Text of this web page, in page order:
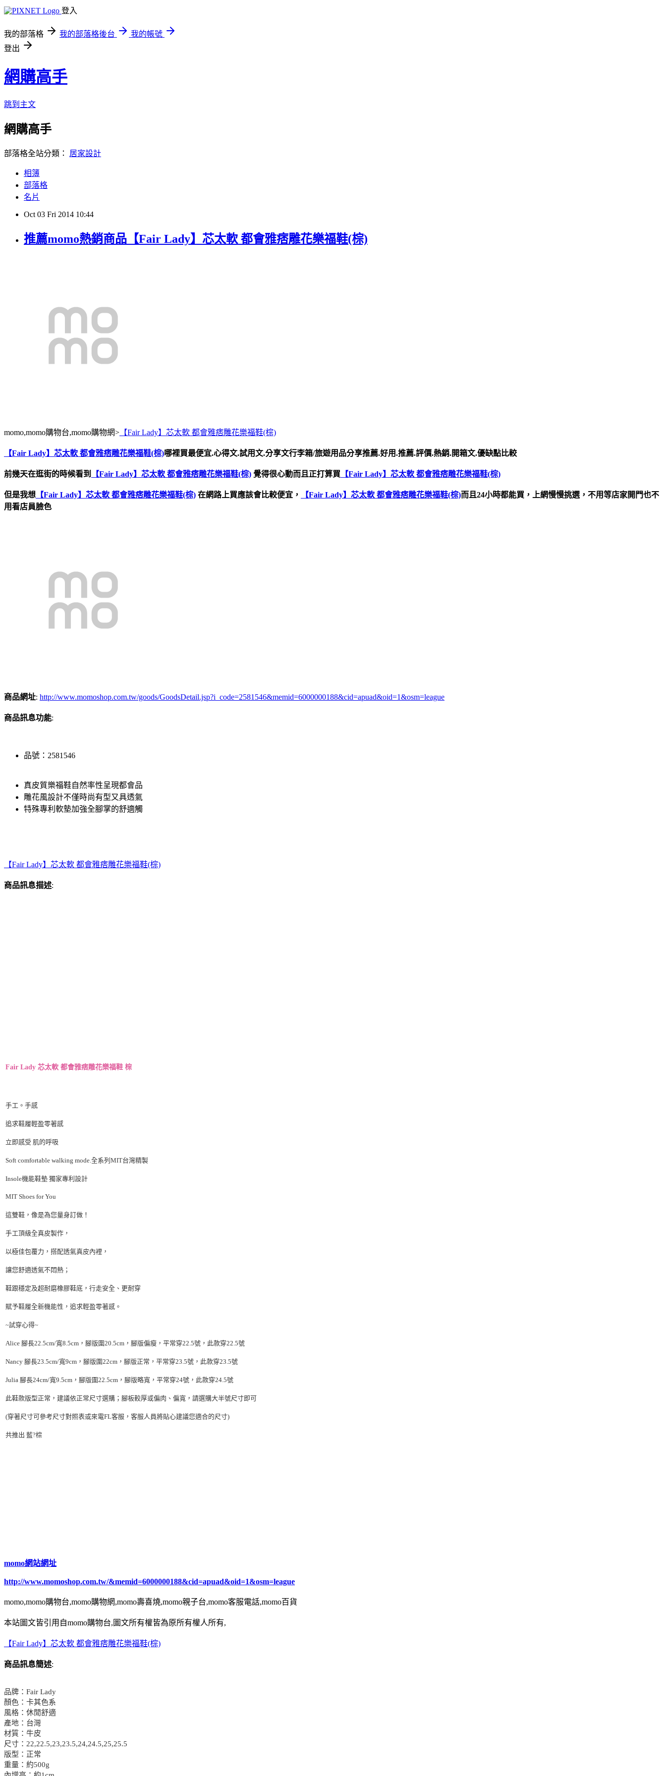
登入
我的部落格 我的部落格後台
我的帳號
登出
網購高手
跳到主文
網購高手
部落格全站分類： 居家設計
相簿
部落格
名片
Oct 03 Fri 2014 10:44
推薦momo熱銷商品【Fair Lady】芯太軟 都會雅痞雕花樂福鞋(棕)
momo,momo購物台,momo購物網> 【Fair Lady】芯太軟 都會雅痞雕花樂福鞋(棕)
【Fair Lady】芯太軟 都會雅痞雕花樂福鞋(棕)哪裡買最便宜.心得文.試用文.分享文行李箱/旅遊用品分享推薦.好用.推薦.評價.熱銷.開箱文.優缺點比較
前幾天在逛街的時候看到 【Fair Lady】芯太軟 都會雅痞雕花樂福鞋(棕) 覺得很心動而且正打算買 【Fair Lady】芯太軟 都會雅痞雕花樂福鞋(棕)
但是我想 【Fair Lady】芯太軟 都會雅痞雕花樂福鞋(棕) 在網路上買應該會比較便宜， 【Fair Lady】芯太軟 都會雅痞雕花樂福鞋(棕)而且24小時都能買，上網慢慢挑選，不用等店家開門也不
用看店員臉色
商品網址: http://www.momoshop.com.tw/goods/GoodsDetail.jsp?i_code=2581546&memid=6000000188&cid=apuad&oid=1&osm=league
商品訊息功能:
品號：2581546
真皮質樂福鞋自然率性呈現都會品
雕花風設計不僅時尚有型又具透氣
特殊專利軟墊加強全腳掌的舒適觸
【Fair Lady】芯太軟 都會雅痞雕花樂福鞋(棕)
商品訊息描述:
Fair Lady 芯太軟 都會雅痞雕花樂福鞋 棕
手工。手感
追求鞋履輕盈零著感
立即感受 肌的呼吸
Soft comfortable walking mode.全系列MIT台灣精製
Insole機能鞋墊 獨家專利設計
MIT Shoes for You
這雙鞋，像是為您量身訂做！
手工頂級全真皮製作，
以極佳包覆力，搭配透氣真皮內裡，
讓您舒適透氣不悶熱；
鞋跟穩定及超耐磨橡膠鞋底，行走安全、更耐穿
賦予鞋履全新機能性，追求輕盈零著感。
~試穿心得~
Alice 腳長22.5cm/寬8.5cm，腳版圍20.5cm，腳版偏瘦，平常穿22.5號，此款穿22.5號
Nancy 腳長23.5cm/寬9cm，腳版圍22cm，腳版正常，平常穿23.5號，此款穿23.5號
Julia 腳長24cm/寬9.5cm，腳版圍22.5cm，腳版略寬，平常穿24號，此款穿24.5號
此鞋款版型正常，建議依正常尺寸選購；腳板較厚或偏肉、偏寬，請選購大半號尺寸即可
(穿著尺寸可參考尺寸對照表或來電FL客服，客服人員將貼心建議您適合的尺寸)
共推出 藍?棕
momo網站網址
http://www.momoshop.com.tw/&memid=6000000188&cid=apuad&oid=1&osm=league
momo,momo購物台,momo購物網,momo壽喜燒,momo親子台,momo客服電話,momo百貨
本站圖文皆引用自momo購物台,圖文所有權皆為原所有權人所有,
【Fair Lady】芯太軟 都會雅痞雕花樂福鞋(棕)
商品訊息簡述:
品牌：Fair Lady
顏色：卡其色系
風格：休閒舒適
產地：台灣
材質：牛皮
尺寸：22,22.5,23,23.5,24,24.5,25,25.5
版型：正常
重量：約500g